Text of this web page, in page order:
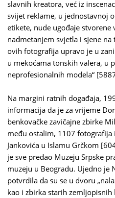
slavnih kreatora, već iz
svijet reklame, u jednostavnoj
etikete, nude ugođaje
nadmetanjem svjetla i sjene
ovih fotografija upravo je u
u mekoćama tonskih valera, u
neprofesionalnih modela“
Na margini ratnih događaja,
informacija da je za vrijeme
benkovačke zavičajne zbirke
među ostalim, 1107 fotografija
Jankovića u Islamu Grčkom
je sve predao Muzeju Srpske
muzeju u Beogradu. Ujedno je
potvrdila da su se u dvoru
kao i zbirka starih